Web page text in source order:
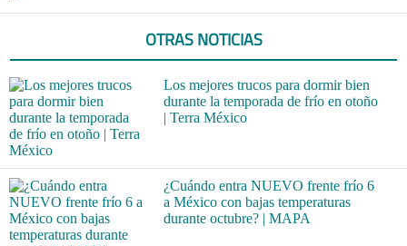
OTRAS NOTICIAS
Los mejores trucos para dormir bien
durante la temporada de frío en otoño
| Terra México
¿Cuándo entra NUEVO frente frío 6
a México con bajas temperaturas
durante octubre? | MAPA